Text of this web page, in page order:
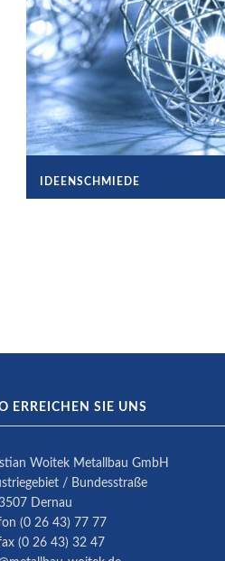
IDEENSCHMIEDE
ERREICHEN SIE UNS
Woitek Metallbau GmbH
/ Bundesstraße
Dernau
(0 26 43) 77 77
(0 26 43) 32 47